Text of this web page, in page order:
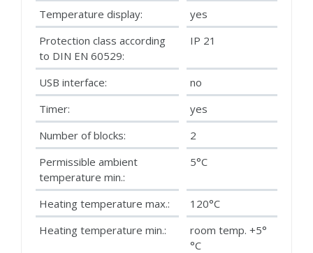
Temperature display:
yes
Protection class according
to DIN EN 60529:
IP 21
USB interface:
no
Timer:
yes
Number of blocks:
2
Permissible ambient
temperature min.:
5°C
Heating temperature max.:
120°C
Heating temperature min.:
room temp. +5°
°C